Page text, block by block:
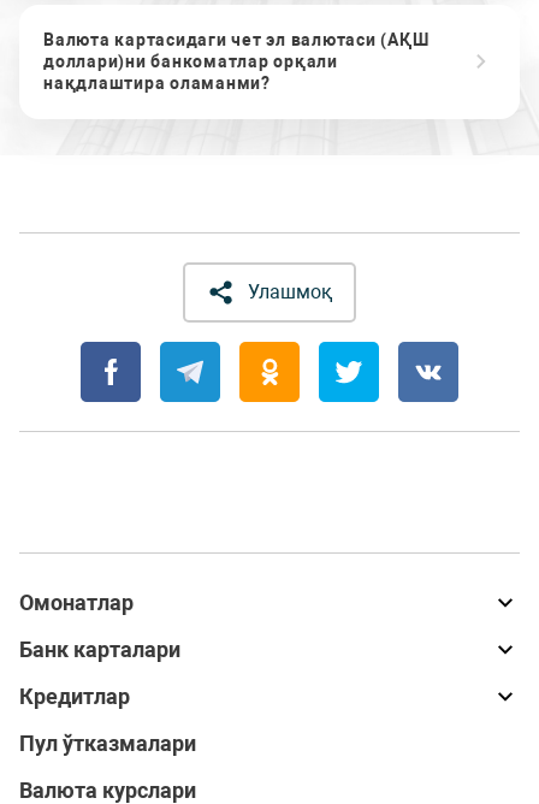
Валюта картасидаги чет эл валютаси (АҚШ
доллари)ни банкоматлар орқали
нақдлаштира оламанми?
Улашмоқ
Омонатлар
Банк карталари
Кредитлар
Пул ўтказмалари
Валюта курслари